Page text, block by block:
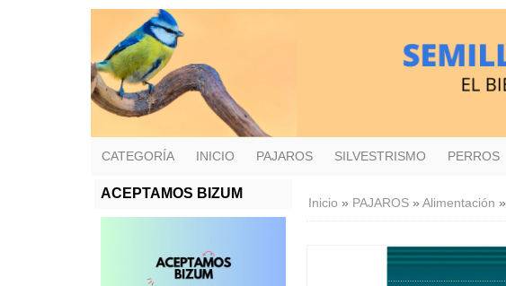
CATEGORÍA INICIO PAJAROS SILVESTRISMO PERROS
ACEPTAMOS BIZUM
Inicio » PAJAROS» Alimentación »